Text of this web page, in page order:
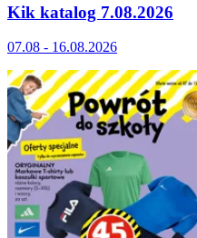
Kik katalog 7.08.2026
07.08 - 16.08.2026